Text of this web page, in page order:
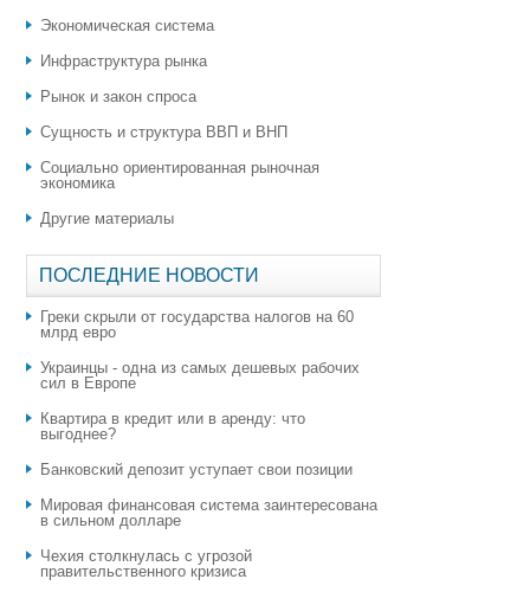
Экономическая система
Инфраструктура рынка
Рынок и закон спроса
Сущность и структура ВВП и ВНП
Социально ориентированная рыночная
экономика
Другие материалы
ПОСЛЕДНИЕ НОВОСТИ
Греки скрыли от государства налогов на 60
млрд евро
Украинцы - одна из самых дешевых рабочих
сил в Европе
Квартира в кредит или в аренду: что
выгоднее?
​Банковский депозит уступает свои позиции
Мировая финансовая система заинтересована
в сильном долларе
Чехия столкнулась с угрозой
правительственного кризиса